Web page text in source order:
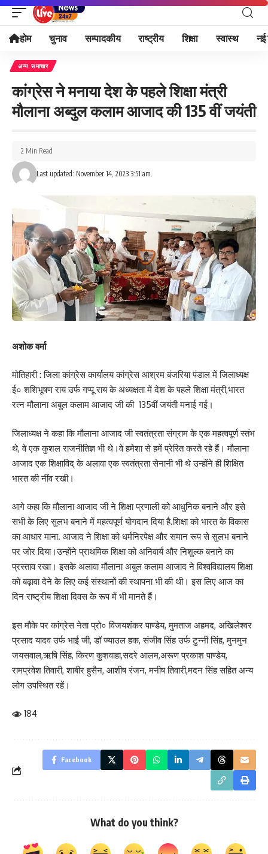
होम चुनाव सम्पादकीय राष्ट्रीय शिक्षा स्वास्थ नई
अन्य समाचार
कांग्रेस ने मनाया देश के पहले शिक्षा मंत्री
मौलाना अब्दुल कलाम आजाद की 135 वीं जयंती
Last updated: November 14, 2023 3:51 am
2 Min Read
अशोक वर्मा
मोतिहारी : जिला कांग्रेस कार्यालय कांग्रेस आश्रम बंजरिया पंडाल में जिलाध्यक्ष
ई० शशिभूषण राय उर्फ गप्पू राय के अध्यक्षता में देश के पहले शिक्षा मंत्री,भारत
रत्न मौलाना अबुल कलाम आजाद जी की 135वीं जयंती मनाई गई।
जिलाध्यक्ष ने कहा कि मौलाना आजाद जी स्वतंत्रता संग्राम के एक महत्वपूर्ण स्तंभ
थे, वे एक कुशल राजनीतिज्ञ भी थे।वे हमेशा से हमें प्रेरित करते रहे हैं। मौलाना
आजाद एक शिक्षाविद् के अलावा एक स्वतंत्रता सेनानी भी थे उन्होंने ही शिक्षित
भारत की नींव रखी।
आगे कहा कि मौलाना आजाद जी ने शिक्षा प्रणाली को आधुनिक बनाने और इसे
सभी के लिए सुलभ बनाने में महत्वपूर्ण योगदान दिया है.शिक्षा को भारत के विकास
का आधार माना. आजाद ने शिक्षा को धर्मनिरपेक्ष और समान रूप से सुलभ बनाने
पर जोर दिया।उन्होंने प्राथमिक शिक्षा को अनिवार्य और निशुल्क बनाने का
प्रस्ताव रखा। इसके अलावा मौलाना अबुल कलाम आजाद ने विश्वविद्यालय शिक्षा
को बढ़ावा देने के लिए कई संस्थानों की स्थापना भी की थी। इस लिए आज का
दिन राष्ट्रीय शिक्षा दिवस के रूप में भी मानते हैं।
इस मौके पर कांग्रेस नेता प्रो० विजयशंकर पाण्डेय, मुमताज अहमद, अखिलेश्वर
प्रसाद यादव उर्फ भाई जी, डॉ ज्याउल हक, संजीव सिंह उर्फ टुन्नी सिंह, मुनमुन
जयसवाल,ऋषि सिंह, किरण कुशवाहा,सदरे आलम,अरूण प्रकाश पाण्डेय,
रामप्रवेश तिवारी, शाबीर हुसैन, आशीष रंजन, मनीष तिवारी,मदन सिंह सहित अन्य
लोग उपस्थित रहें।
184
Facebook
What do you think?